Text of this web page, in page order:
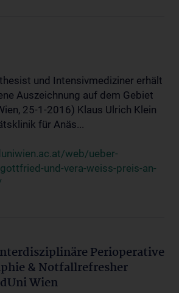
und Intensivmediziner erhält
Auszeichnung auf dem Gebiet
25-1-2016) Klaus Ulrich Klein
für Anäs...
web/ueber-
und-vera-weiss-preis-an-
Perioperative
& Notfallrefresher
Wien